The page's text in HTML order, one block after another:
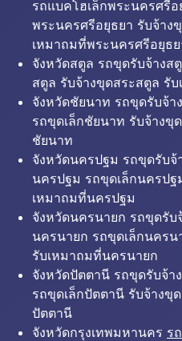
รถแบคโฮเล็กพระนครศรีอ
พระนครศรีอยุธยา รับจ้าง
เหมาถมที่พระนครศรีอยุธย
จังหวัดสตูล รถขุดรับจ้างส
สตูล รับจ้างขุดสระสตูล รั
จังหวัดชัยนาท รถขุดรับจ้
รถขุดเล็กชัยนาท รับจ้างขุ
ชัยนาท
จังหวัดนครปฐม รถขุดรับจ้
นครปฐม รถขุดเล็กนครป
เหมาถมที่นครปฐม
จังหวัดนครนายก รถขุดรับ
นครนายก รถขุดเล็กนคร
รับเหมาถมที่นครนายก
จังหวัดปัตตานี รถขุดรับจ้า
รถขุดเล็กปัตตานี รับจ้างขุ
ปัตตานี
จังหวัดกรุงเทพมหานคร ร